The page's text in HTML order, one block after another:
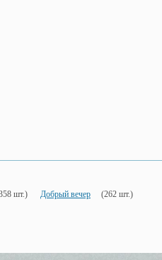
шт.) Добрый вечер (262 шт.)